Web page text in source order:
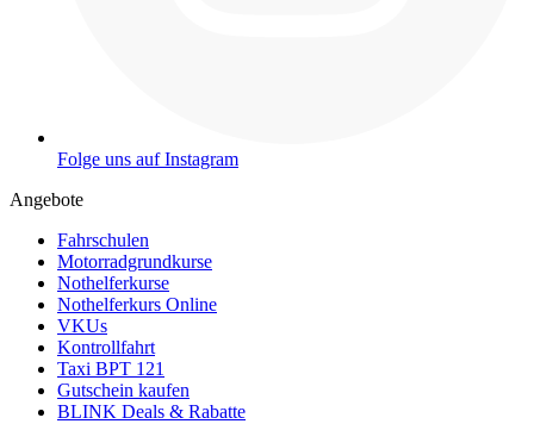
Folge uns auf Instagram
Angebote
Fahrschulen
Motorradgrundkurse
Nothelferkurse
Nothelferkurs Online
VKUs
Kontrollfahrt
Taxi BPT 121
Gutschein kaufen
BLINK Deals & Rabatte